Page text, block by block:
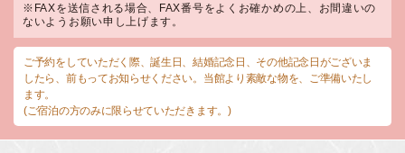
※FAXを送信される場合、FAX番号をよくお確かめの上、お間違いの
ないようお願い申し上げます。
ご予約をしていただく際、誕生日、結婚記念日、その他記念日がございま
したら、前もってお知らせください。当館より素敵な物を、ご準備いたし
ます。
(ご宿泊の方のみに限らせていただきます。)